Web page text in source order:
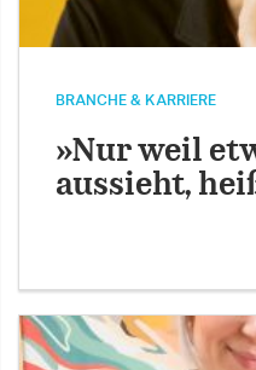
BRANCHE & KARRIERE
»Nur weil
aussieht,